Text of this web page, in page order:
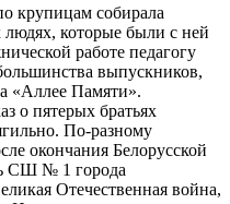
крупицам собирала
которые были с ней
работе педагогу
выпускников,
«Аллее Памяти».
о пятерых братьях
По-разному
окончания Белорусской
СШ № 1 города
Отечественная война,